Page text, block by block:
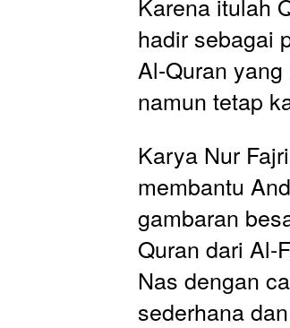
hadir sebagai
Al-Quran
namun tetap
Karya Nur
membantu
gambaran
Quran dari Al-
Nas dengan
sederhana